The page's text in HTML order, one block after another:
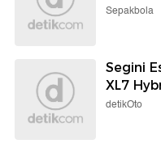
Sepakbola
Segini
XL7
detikOto